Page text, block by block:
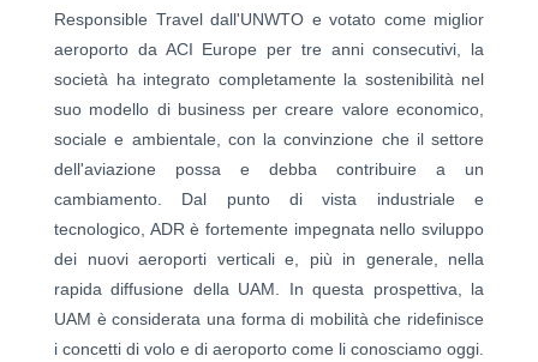
Responsible Travel dall'UNWTO e votato come miglior
aeroporto da ACI Europe per tre anni consecutivi, la
società ha integrato completamente la sostenibilità nel
suo modello di business per creare valore economico,
sociale e ambientale, con la convinzione che il settore
dell'aviazione possa e debba contribuire a un
cambiamento. Dal punto di vista industriale e
tecnologico, ADR è fortemente impegnata nello sviluppo
dei nuovi aeroporti verticali e, più in generale, nella
rapida diffusione della UAM. In questa prospettiva, la
UAM è considerata una forma di mobilità che ridefinisce
i concetti di volo e di aeroporto come li conosciamo oggi.